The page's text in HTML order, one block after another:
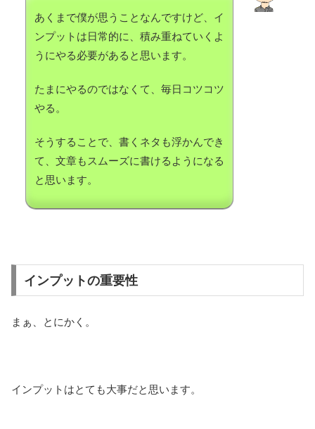
あくまで僕が思うことなんですけど、イ
ンプットは日常的に、積み重ねていくよ
うにやる必要があると思います。
たまにやるのではなくて、毎日コツコツ
やる。
そうすることで、書くネタも浮かんでき
て、文章もスムーズに書けるようになる
と思います。
インプットの重要性
まぁ、とにかく。
インプットはとても大事だと思います。